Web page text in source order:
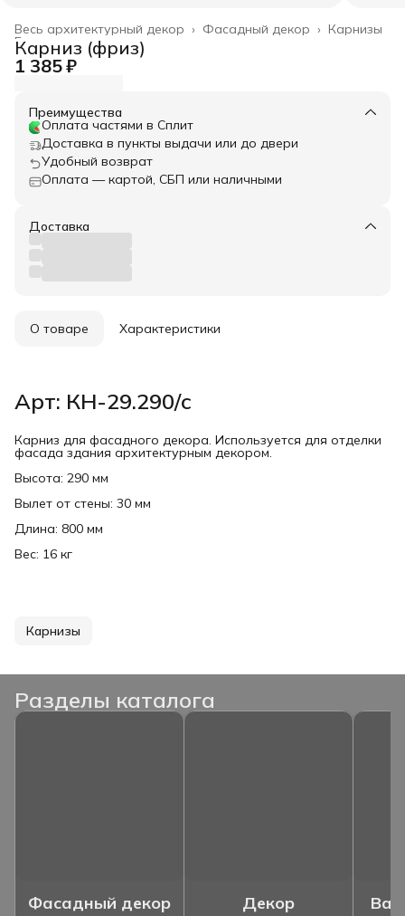
Карнизы
Фасадный декор ›
Весь архитектурный декор ›
Главная ›
Карниз (фриз)
1 385 ₽
Преимущества
Оплата частями в Сплит
Доставка в пункты выдачи или до двери
Удобный возврат
Оплата — картой, СБП или наличными
Доставка
О товаре Характеристики
Арт: КН-29.290/с
Карниз для фасадного декора. Используется для отделки
фасада здания архитектурным декором.
Высота: 290 мм
Вылет от стены: 30 мм
Длина: 800 мм
Вес: 16 кг
Карнизы
Разделы каталога
Фасадный декор Декор